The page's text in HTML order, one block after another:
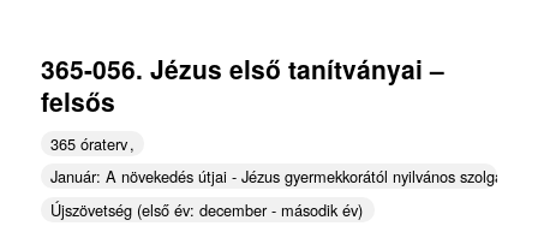
365-056. Jézus első tanítványai –
felsős
365 óraterv
Január: A növekedés útjai - Jézus gyermekkorától nyilvános
Újszövetség (első év: december - második év)